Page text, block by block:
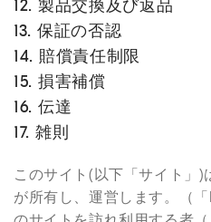
12. 製品交換及び返品
13. 保証の否認
14. 賠償責任制限
15. 損害補償
16. 伝達
17. 雑則
このサイト(以下「サイト」)
が所有し、運営します。（